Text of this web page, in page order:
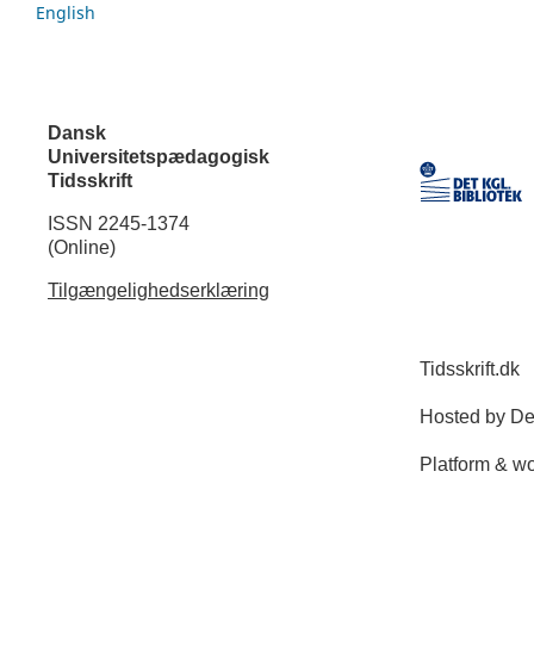
English
Dansk
Universitetspædagogisk
Tidsskrift
ISSN 2245-1374
(Online)
Tilgængelighedserklæring